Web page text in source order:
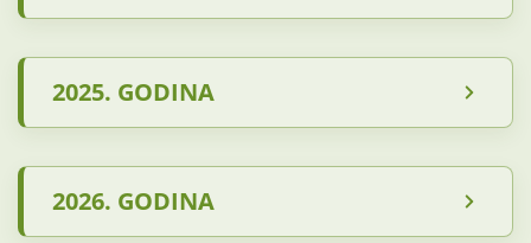
2025. GODINA
2026. GODINA